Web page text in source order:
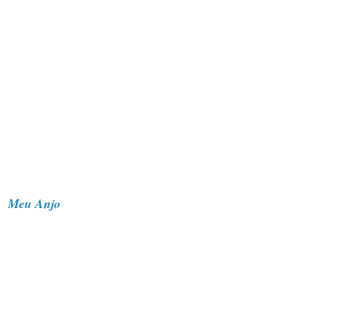
Meu Anjo